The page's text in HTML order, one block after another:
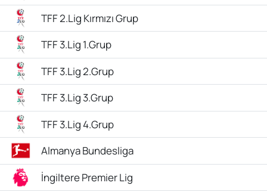
TFF 2.Lig Kırmızı Grup
TFF 3.Lig 1.Grup
TFF 3.Lig 2.Grup
TFF 3.Lig 3.Grup
TFF 3.Lig 4.Grup
Almanya Bundesliga
İngiltere Premier Lig